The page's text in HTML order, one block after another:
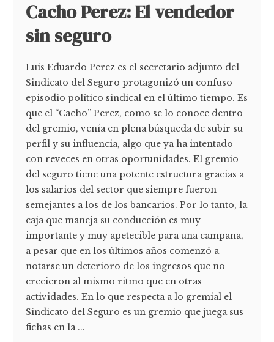
Cacho Perez: El vendedor
sin seguro
Luis Eduardo Perez es el secretario adjunto del
Sindicato del Seguro protagonizó un confuso
episodio político sindical en el último tiempo. Es
que el “Cacho” Perez, como se lo conoce dentro
del gremio, venía en plena búsqueda de subir su
perfil y su influencia, algo que ya ha intentado
con reveces en otras oportunidades. El gremio
del seguro tiene una potente estructura gracias a
los salarios del sector que siempre fueron
semejantes a los de los bancarios. Por lo tanto, la
caja que maneja su conducción es muy
importante y muy apetecible para una campaña,
a pesar que en los últimos años comenzó a
notarse un deterioro de los ingresos que no
crecieron al mismo ritmo que en otras
actividades. En lo que respecta a lo gremial el
Sindicato del Seguro es un gremio que juega sus
fichas en la ...